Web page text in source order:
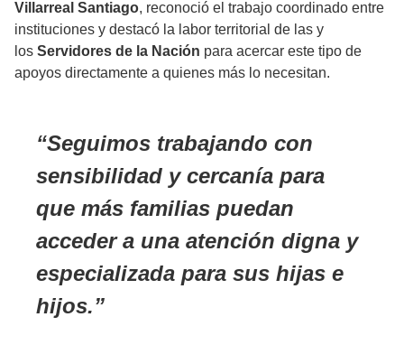
Villarreal Santiago, reconoció el trabajo coordinado entre
instituciones y destacó la labor territorial de las y
los Servidores de la Nación para acercar este tipo de
apoyos directamente a quienes más lo necesitan.
Seguimos trabajando con
sensibilidad y cercanía para
que más familias puedan
acceder a una atención digna y
especializada para sus hijas e
hijos.